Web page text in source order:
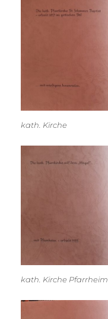
kath. Kirche
kath. Kirche Pfarrheim